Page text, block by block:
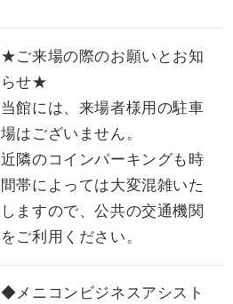
★ご来場の際のお願いとお知
らせ★
当館には、来場者様用の駐車
場はございません。
近隣のコインパーキングも時
間帯によっては大変混雑いた
しますので、公共の交通機関
をご利用ください。
◆メニコンビジネスアシスト